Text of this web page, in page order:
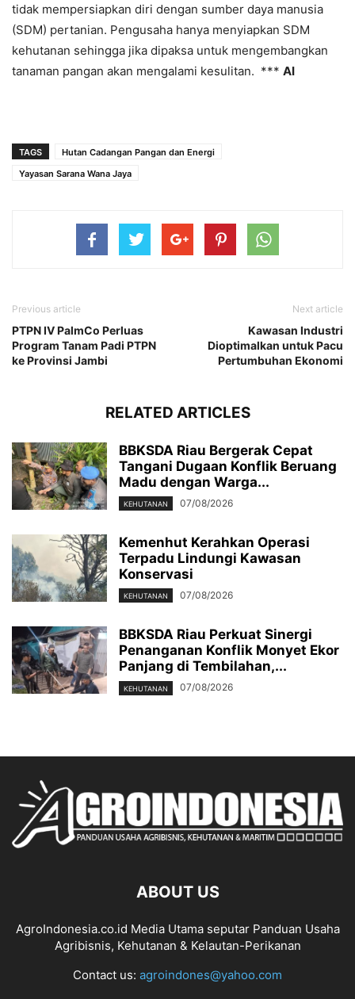
tidak mempersiapkan diri dengan sumber daya manusia
(SDM) pertanian. Pengusaha hanya menyiapkan SDM
kehutanan sehingga jika dipaksa untuk mengembangkan
tanaman pangan akan mengalami kesulitan. *** AI
TAGS
Hutan Cadangan Pangan dan Energi
Yayasan Sarana Wana Jaya
Previous article
PTPN IV PalmCo Perluas
Program Tanam Padi PTPN
ke Provinsi Jambi
Next article
Kawasan Industri
Dioptimalkan untuk Pacu
Pertumbuhan Ekonomi
RELATED ARTICLES
BBKSDA Riau Bergerak Cepat
Tangani Dugaan Konflik Beruang
Madu dengan Warga...
KEHUTANAN 07/08/2026
Kemenhut Kerahkan Operasi
Terpadu Lindungi Kawasan
Konservasi
KEHUTANAN 07/08/2026
BBKSDA Riau Perkuat Sinergi
Penanganan Konflik Monyet Ekor
Panjang di Tembilahan,...
KEHUTANAN 07/08/2026
ABOUT US
AgroIndonesia.co.id Media Utama seputar Panduan Usaha
Agribisnis, Kehutanan & Kelautan-Perikanan
Contact us: agroindones@yahoo.com